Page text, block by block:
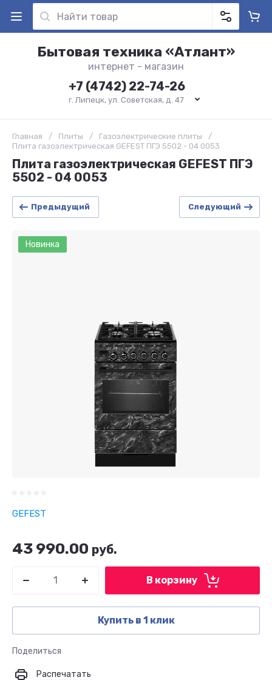
Бытовая техника «Атлант»
интернет - магазин
+7 (4742) 22-74-26
г. Липецк, ул. Советская, д. 47
Главная / Плиты / Газоэлектрические плиты
/
Плита газоэлектрическая GEFEST ПГЭ 5502 - 04 0053
Плита газоэлектрическая GEFEST ПГЭ
5502 - 04 0053
Предыдущий Следующий
Новинка
GEFEST
43 990.00 руб.
В корзину
Купить в 1 клик
Поделиться
Распечатать